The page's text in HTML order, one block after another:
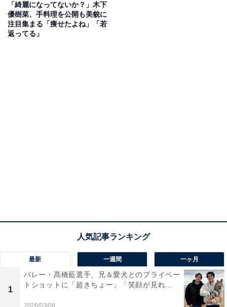
「綺麗になってないか？」木下
優樹菜、手料理を公開も美貌に
注目集まる「痩せたよね」「若
返ってる」
最新 一週間 一ヶ月
1
バレー・髙橋藍選手、兄＆愛犬とのプライベー
トショットに「超きちょー」「笑顔が見れ...